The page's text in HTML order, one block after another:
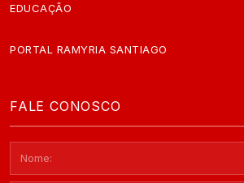
EDUCAÇÃO
PORTAL RAMYRIA SANTIAGO
FALE CONOSCO